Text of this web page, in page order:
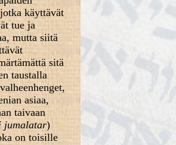
käyttävät
tue ja
mutta siitä
sitä
taustalla
asiaa,
taivaan
jumalatar)
on toisille